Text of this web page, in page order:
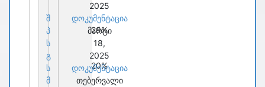
შ
პ
ს
გ
ს
მ
29%
20%
2025
დოკუმენტაცია
მარტი
18,
2025
დოკუმენტაცია
თებერვალი